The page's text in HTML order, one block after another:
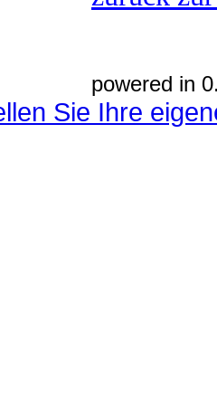
powered in
Sie Ihre